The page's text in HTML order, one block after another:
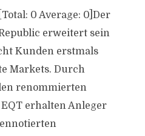
0 Average: 0]Der
erweitert sein
Kunden erstmals
Markets. Durch
renommierten
erhalten Anleger